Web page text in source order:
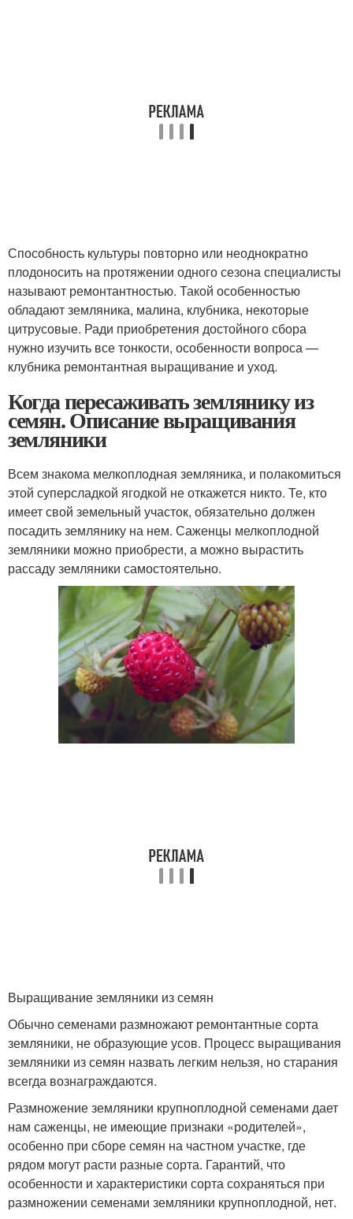
Способность культуры повторно или неоднократно
плодоносить на протяжении одного сезона специалисты
называют ремонтантностью. Такой особенностью
обладают земляника, малина, клубника, некоторые
цитрусовые. Ради приобретения достойного сбора
нужно изучить все тонкости, особенности вопроса —
клубника ремонтантная выращивание и уход.
Когда пересаживать землянику из
семян. Описание выращивания
земляники
Всем знакома мелкоплодная земляника, и полакомиться
этой суперсладкой ягодкой не откажется никто. Те, кто
имеет свой земельный участок, обязательно должен
посадить землянику на нем. Саженцы мелкоплодной
земляники можно приобрести, а можно вырастить
рассаду земляники самостоятельно.
Выращивание земляники из семян
Обычно семенами размножают ремонтантные сорта
земляники, не образующие усов. Процесс выращивания
земляники из семян назвать легким нельзя, но старания
всегда вознаграждаются.
Размножение земляники крупноплодной семенами дает
нам саженцы, не имеющие признаки «родителей»,
особенно при сборе семян на частном участке, где
рядом могут расти разные сорта. Гарантий, что
особенности и характеристики сорта сохраняться при
размножении семенами земляники крупноплодной, нет.